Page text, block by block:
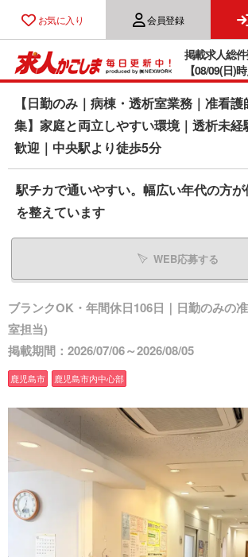
お気に入り 会員登録
掲載求人総件
【08/09(日)時
【日勤のみ｜病棟・透析室業務｜准看
集】家庭と両立しやすい環境｜透析未経
歓迎｜中央駅より徒歩5分
駅チカで通いやすい。幅広い年代の方
を整えています
WEB応募する
ブランクOK・年間休日106日｜日勤のみの
室担当)
掲載期間：2026/07/06～2026/08/05
鹿児島市 鹿児島市内中心部